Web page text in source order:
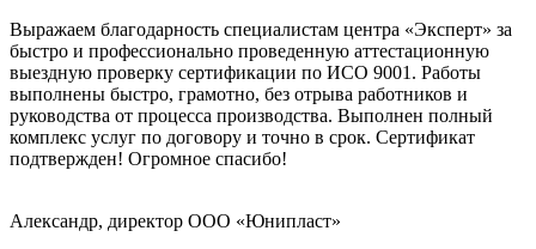
Выражаем благодарность специалистам центра «Эксперт» за
быстро и профессионально проведенную аттестационную
выездную проверку сертификации по ИСО 9001. Работы
выполнены быстро, грамотно, без отрыва работников и
руководства от процесса производства. Выполнен полный
комплекс услуг по договору и точно в срок. Сертификат
подтвержден! Огромное спасибо!
Александр, директор ООО «Юнипласт»